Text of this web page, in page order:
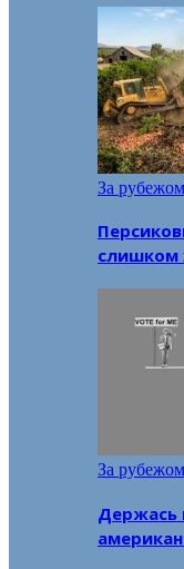
За рубежом
слишком
За рубежом
Держась